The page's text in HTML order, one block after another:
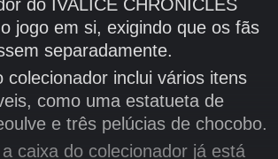
do IVALICE CHRONICLES
jogo em si, exigindo que os fãs
separadamente.
colecionador inclui vários itens
como uma estatueta de
e três pelúcias de chocobo.
caixa do colecionador já está